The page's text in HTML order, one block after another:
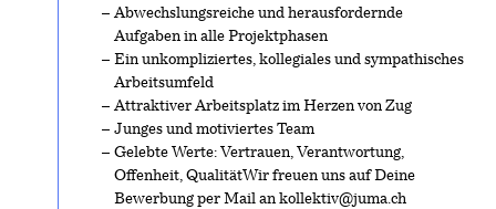
Abwechslungsreiche und herausfordernde
Aufgaben in alle Projektphasen
Ein unkompliziertes, kollegiales und sympathisches
Arbeitsumfeld
Attraktiver Arbeitsplatz im Herzen von Zug
Junges und motiviertes Team
Gelebte Werte: Vertrauen, Verantwortung,
Offenheit, QualitätWir freuen uns auf Deine
Bewerbung per Mail an kollektiv@juma.ch